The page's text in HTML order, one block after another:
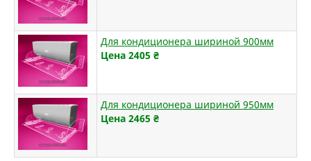
Для кондиционера шириной 900мм
Цена 2405 ₴
Для кондиционера шириной 950мм
Цена 2465 ₴